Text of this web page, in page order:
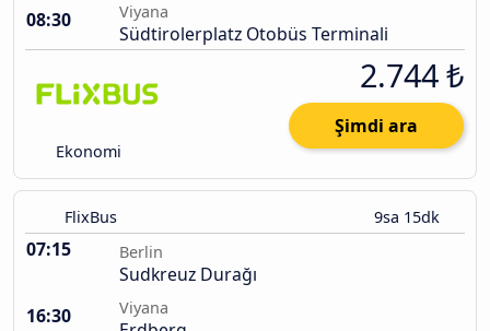
08:30
Viyana
Südtirolerplatz Otobüs Terminali
Ekonomi
2.744 ₺
Şimdi ara
FlixBus 9sa 15dk
07:15 Berlin
Sudkreuz Durağı
16:30
Viyana